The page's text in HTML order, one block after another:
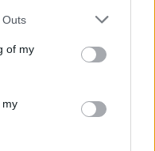
Outs
of my
my